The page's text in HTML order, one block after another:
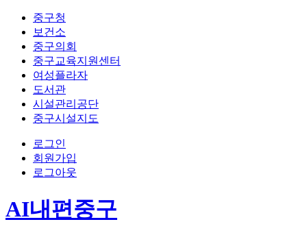
중구청
보건소
중구의회
중구교육지원센터
여성플라자
도서관
시설관리공단
중구시설지도
로그인
회원가입
로그아웃
AI내편중구